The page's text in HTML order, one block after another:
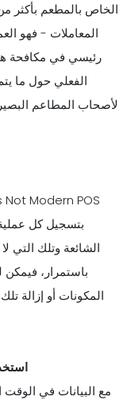
المعاملات - فهو
رئيسي في مكافحة
الفعلي حول ما
لأصحاب المطاعم
بتسجيل كل
الشائعة وتلك التي
باستمرار، فيمكن
المكونات أو إزالة
2.
مع البيانات في الوقت